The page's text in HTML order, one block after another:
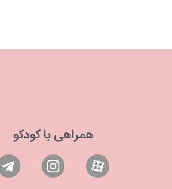
همراهی با کودکو